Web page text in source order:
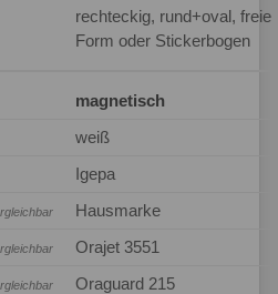
rechteckig, rund+oval, freie
Form oder Stickerbogen
magnetisch
weiß
Igepa
Hausmarke
Orajet 3551
Oraguard 215